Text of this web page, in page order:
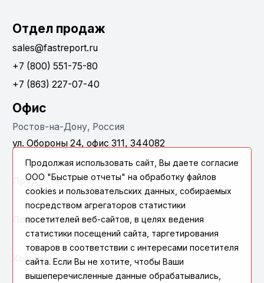
Отдел продаж
sales@fastreport.ru
+7 (800) 551-75-80
+7 (863) 227-07-40
Офис
Ростов-на-Дону, Россия
ул. Обороны 24, офис 311, 344082
Продукты
Поддержка
Компания
Продолжая использовать сайт, Вы даете согласие
ООО "Быстрые отчеты" на обработку файлов
cookies и пользовательских данных, собираемых
посредством агрегаторов статистики
посетителей веб-сайтов, в целях ведения
статистики посещений сайта, таргетирования
товаров в соответствии с интересами посетителя
сайта. Если Вы не хотите, чтобы Ваши
вышеперечисленные данные обрабатывались,